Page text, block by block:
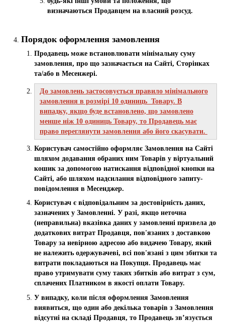
визначаються Продавцем на власний розсуд.
Порядок оформлення замовлення
Продавець може встановлювати мінімальну суму
замовлення, про що зазначається на Сайті, Сторінках
та/або в Месенжері.
До замовлень застосовується правило мінімального
замовлення в розмірі 10 одиниць Товару. В
випадку, якщо буде встановлено, що замовлено
менше ніж 10 одиниць Товару, то Продавець має
право переглянути замовлення або його скасувати.
Користувач самостійно оформляє Замовлення на Сайті
шляхом додавання обраних ним Товарів у віртуальний
кошик за допомогою натискання відповідної кнопки на
Сайті, або шляхом надсилання відповідного запиту-
повідомлення в Месенджер.
Користувач є відповідальним за достовірність даних,
зазначених у Замовленні. У разі, якщо неточна
(неправильна) вказівка даних у замовленні призвела до
додаткових витрат Продавця, пов'язаних з доставкою
Товару за невірною адресою або видачею Товару, який
не належить одержувачеві, всі пов'язані з цим збитки та
витрати покладаються на Покупця. Продавець має
право утримувати суму таких збитків або витрат з сум,
сплачених Платником в якості оплати Товару.
У випадку, коли після оформлення Замовлення
виявиться, що один або декілька товарів з Замовлення
відсутні на складі Продавця, то Продавець зв’язується